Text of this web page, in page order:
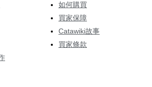
如何購買
買家保障
Catawiki故事
買家條款